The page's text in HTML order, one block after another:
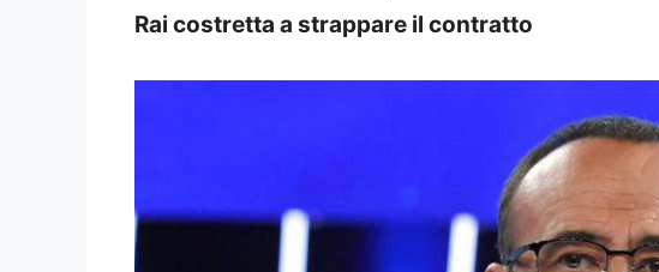
Rai costretta a strappare il contratto